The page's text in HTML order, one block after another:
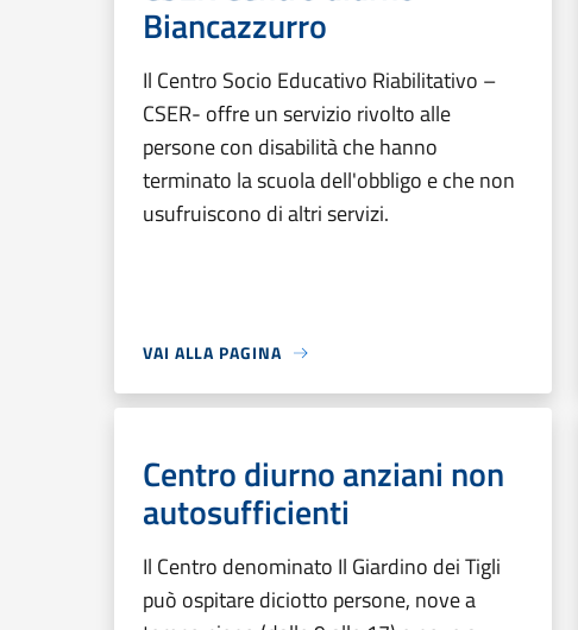
Biancazzurro
Il Centro Socio Educativo Riabilitativo –
CSER- offre un servizio rivolto alle
persone con disabilità che hanno
terminato la scuola dell'obbligo e che non
usufruiscono di altri servizi.
VAI ALLA PAGINA
Centro diurno anziani non
autosufficienti
Il Centro denominato Il Giardino dei Tigli
può ospitare diciotto persone, nove a